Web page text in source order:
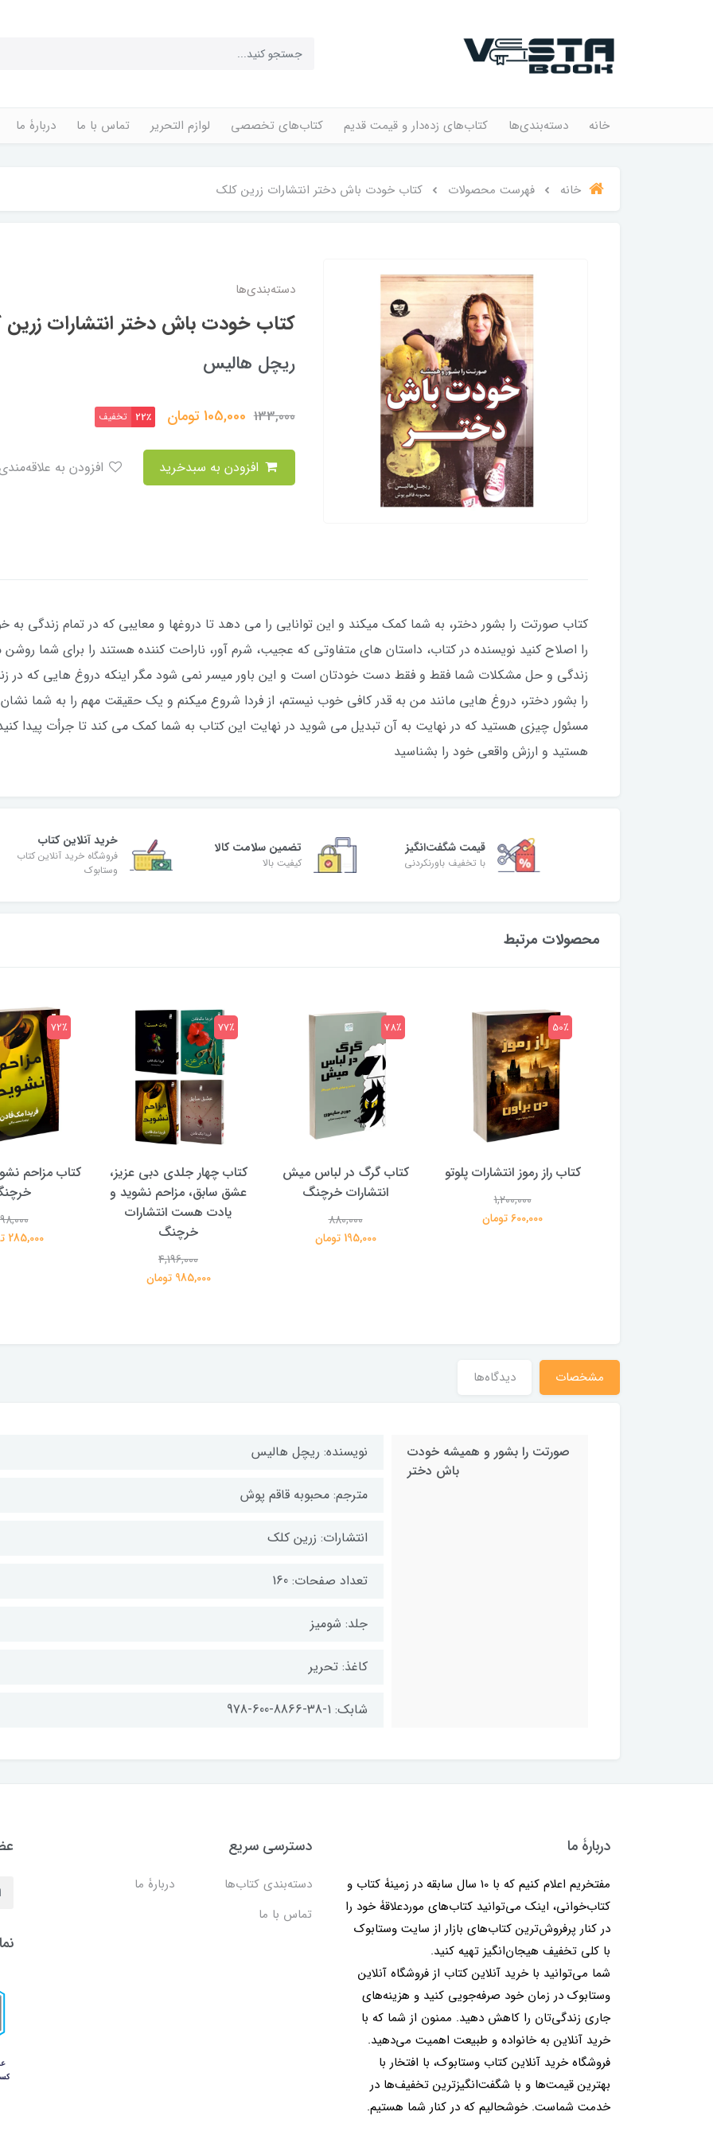
خانه دسته‌بندی‌ها کتاب‌های زده‌دار و قیمت قدیم کتاب‌های تخصصی لوازم التحریر تماس با ما دربارۀ ما
خانه فهرست محصولات کتاب خودت باش دختر انتشارات زرین کلک
دسته‌بندی‌ها
کتاب خودت باش دختر انتشارات
ریچل هالیس
133,000
105,000تومان 22٪ تخفیف
كتاب صورتت را بشور دختر، به شما کمک میکند و این توانایی را می دهد تا دروغها و معایبی که در تمام زندگی به
را اصلاح کنید نویسنده در کتاب، داستان های متفاوتی که عجيب، شرم آور، ناراحت کننده هستند را برای شما
زندگی و حل مشکلات شما فقط و فقط دست خودتان است و این باور میسر نمی شود مگر اینکه دروغ هایی که در
را بشور دختر، دروغ هایی مانند من به قدر کافی خوب نیستم، از فردا شروع میکنم و یک حقیقت مهم را به شما
مسئول چیزی هستید که در نهایت به آن تبدیل می شوید در نهایت این کتاب به شما کمک می کند تا جرأت پیدا
هستید و ارزش واقعی خود را بشناسید
قیمت شگفت‌انگیز
با تخفیف باورنکردنی
تضمین سلامت کالا
کیفیت بالا
خرید آنلاین کتاب
فروشگاه خرید آنلاین کتاب
وستابوک
محصولات مرتبط
کتاب راز رموز انتشارات پلوتو
1,200,000
600,000 تومان
50٪
کتاب گرگ در لباس میش
انتشارات خرچنگ
880,000
195,000 تومان
78٪
کتاب چهار جلدی دبی عزیز،
عشق سابق، مزاحم نشوید و
یادت هست انتشارات
خرچنگ
4,196,000
985,000 تومان
77٪
کتاب مزاحم
285,000 تومان
72٪
مشخصات دیدگاه‌ها
صورتت را بشور و همیشه خودت
باش دختر
نویسنده: ریچل هالیس
مترجم: محبوبه قاقم پوش
انتشارات: زرین کلک
تعداد صفحات: 160
جلد: شومیز
کاغذ: تحریر
شابک: 1-38-8866-600-978
دربارۀ ما
مفتخریم اعلام کنیم که با 10 سال سابقه در زمینۀ کتاب و
کتاب‌خوانی، اینک می‌توانید کتاب‌های موردعلاقۀ خود را
در کنار پرفروش‌ترین کتاب‌های بازار از سایت وستابوک
با کلی تخفیف هیجان‌انگیز تهیه کنید.
شما می‌توانید با خرید آنلاین کتاب از فروشگاه آنلاین
وستابوک در زمان خود صرفه‌جویی کنید و هزینه‌های
جاری زندگی‌تان را کاهش دهید. ممنون از شما که با
خرید آنلاین به خانواده و طبیعت اهمیت می‌دهید.
فروشگاه خرید آنلاین کتاب وستابوک، با افتخار با
بهترین قیمت‌ها و با شگفت‌انگیزترین تخفیف‌ها در
خدمت شماست. خوشحالیم که در کنار شما هستیم.
دسترسی سریع
دسته‌بندی کتاب‌ها
دربارۀ ما
تماس با ما